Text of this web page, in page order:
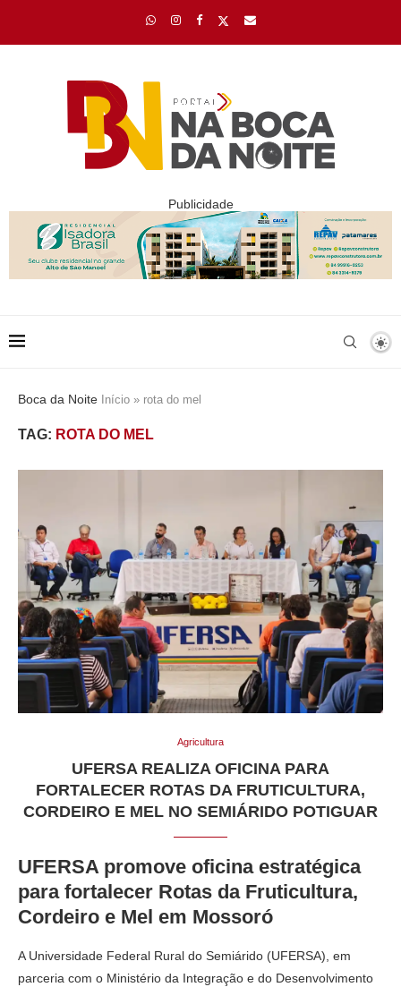
Publicidade
Boca da Noite Início » rota do mel
TAG: ROTA DO MEL
Agricultura
UFERSA REALIZA OFICINA PARA
FORTALECER ROTAS DA FRUTICULTURA,
CORDEIRO E MEL NO SEMIÁRIDO POTIGUAR
UFERSA promove oficina estratégica
para fortalecer Rotas da Fruticultura,
Cordeiro e Mel em Mossoró
A Universidade Federal Rural do Semiárido (UFERSA), em
parceria com o Ministério da Integração e do Desenvolvimento